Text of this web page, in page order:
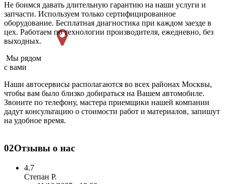
Не боимся давать длительную гарантию на наши услуги и
запчасти. Используем только сертифицированное
оборудование. Бесплатная диагностика при каждом заезде в
цех. Работаем по технологии производителя, ежедневно, без
выходных.
Мы рядом
с вами
Наши автосервисы располагаются во всех районах Москвы,
чтобы вам было близко добираться на Вашем автомобиле.
Звоните по телефону, мастера приемщики нашей компании
дадут консультацию о стоимости работ и материалов, запишут
на удобное время.
02Отзывы о нас
4.7
Степан Р.